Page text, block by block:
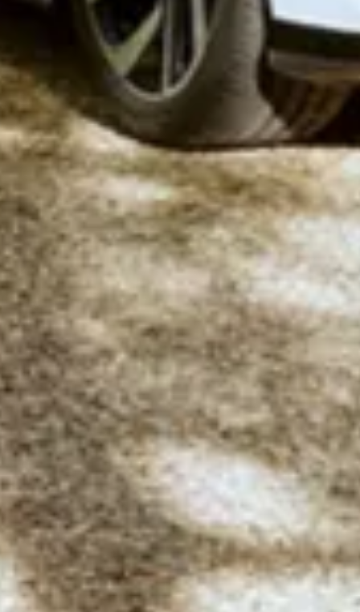
Lifestyle
Transport
Familie
Elektromobilität
Volkswagen R
Pannen- und Unfallhilfe
Volkswagen Kundenbetreuung